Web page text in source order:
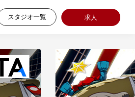
スタジオ一覧 求人